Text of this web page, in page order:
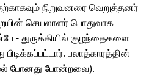
நிறுவனரை வெறுத்தனர்
செயலாளர் பொதுவாக
- துருக்கியில் குழந்தைகளை
பலாத்காரத்தின்
போனது போன்றவை).